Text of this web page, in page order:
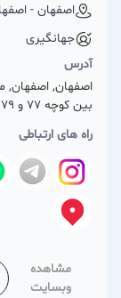
اصفهان -
جهانگیری
آدرس
اصفهان, اصفهان,
بین کوچه 77 و 79
راه های ارتباطی
مشاهده
وبسایت